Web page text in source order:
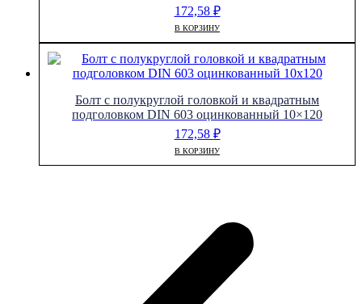
172,58 ₽
В КОРЗИНУ
Болт с полукруглой головкой и квадратным
подголовком DIN 603 оцинкованный 10×120
172,58 ₽
В КОРЗИНУ